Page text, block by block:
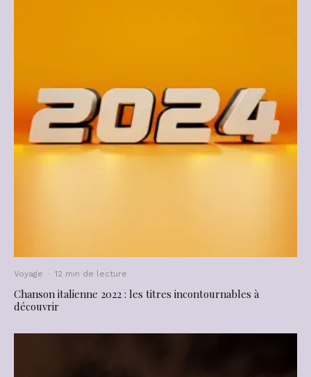
Voyage · 12 min de lecture
Chanson italienne 2022 : les titres incontournables à
découvrir